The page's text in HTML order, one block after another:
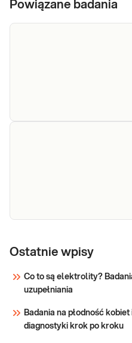
Powiązane badania
albicans
surowicy
diagnostyce
zakażenia
Ostatnie wpisy
Co to są elektrolity?
uzupełniania
Badania na płodność
diagnostyki krok po kroku